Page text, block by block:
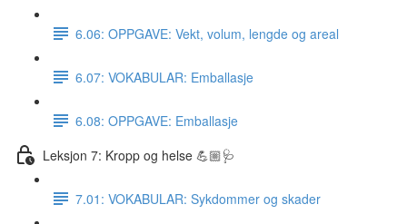
6.06: OPPGAVE: Vekt, volum, lengde og areal
6.07: VOKABULAR: Emballasje
6.08: OPPGAVE: Emballasje
Leksjon 7: Kropp og helse 💪🏼🩺
7.01: VOKABULAR: Sykdommer og skader